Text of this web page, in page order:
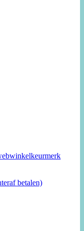
betalen)